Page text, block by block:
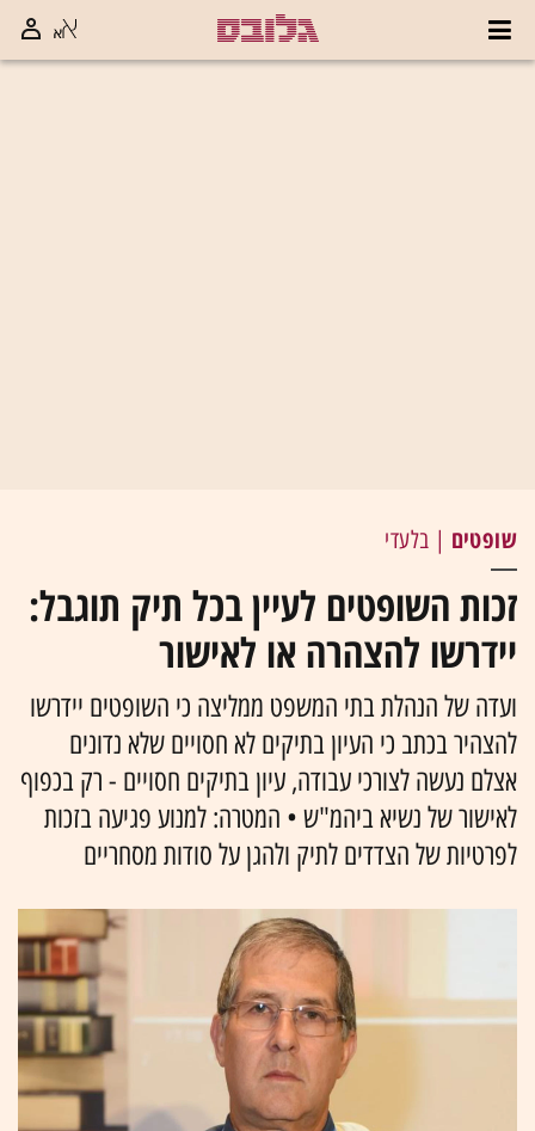
שופטים | בלעדי
זכות השופטים לעיין בכל תיק תוגבל:
יידרשו להצהרה או לאישור
ועדה של הנהלת בתי המשפט ממליצה כי השופטים יידרשו
להצהיר בכתב כי העיון בתיקים לא חסויים שלא נדונים
אצלם נעשה לצורכי עבודה, עיון בתיקים חסויים - רק בכפוף
לאישור של נשיא ביהמ"ש • המטרה: למנוע פגיעה בזכות
לפרטיות של הצדדים לתיק ולהגן על סודות מסחריים